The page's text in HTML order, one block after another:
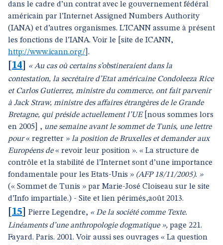
dans le cadre d’un contrat avec le gouvernement fédéral
américain par l’Internet Assigned Numbers Authority
(IANA) et d’autres organismes. L’ICANN assume à présent
les fonctions de l’IANA. Voir le [site de ICANN,
http://www.icann.org/ ].
14
« Au cas où certains s’obstineraient dans la
contestation, la secrétaire d’Etat américaine Condoleeza Rice
et Carlos Gutierrez, ministre du commerce, ont fait parvenir
à Jack Straw, ministre des affaires étrangères de le Grande
Bretagne, qui préside actuellement l’UE[nous sommes lors
en 2005] , une semaine avant le sommet de Tunis, une lettre
pour« regretter » la position de Bruxelles et demander aux
Européens de« revoir leur position ». « La structure de
contrôle et la stabilité de l’Internet sont d’une importance
fondamentale pour les Etats-Unis » (AFP 18/11/2005). »
(« Sommet de Tunis » par Marie-José Cloiseau sur le site
d’Info impartiale.) - Site et lien périmés,août 2013.
15 Pierre Legendre, « De la société comme Texte.
Linéaments d’une anthropologie dogmatique », page 221.
Fayard. Paris. 2001. Voir aussi ses ouvrages « La question